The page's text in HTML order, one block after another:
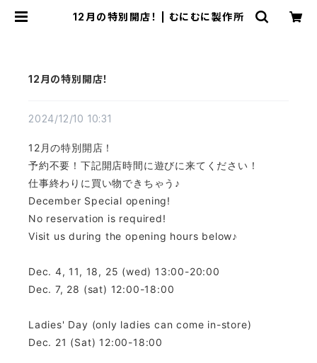
12月の特別開店！ | むにむに製作所
12月の特別開店！
2024/12/10 10:31
12月の特別開店！
予約不要！下記開店時間に遊びに来てください！
仕事終わりに買い物できちゃう♪
December Special opening!
No reservation is required!
Visit us during the opening hours below♪
Dec. 4, 11, 18, 25 (wed) 13:00-20:00
Dec. 7, 28 (sat) 12:00-18:00
Ladies' Day (only ladies can come in-store)
Dec. 21 (Sat) 12:00-18:00